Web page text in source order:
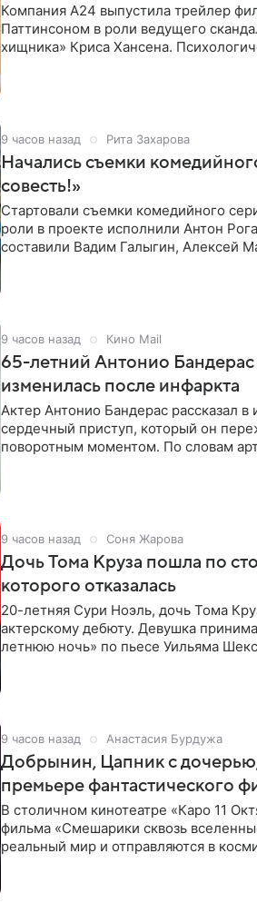
Компания A24 выпустила трейлер
Паттинсоном в роли ведущего
хищника» Криса Хансена.
9 часов назад Рита Захарова
Начались съемки
совесть!»
Стартовали съемки комедийного
роли в проекте исполнили Антон
составили Вадим Галыгин, Алексей
9 часов назад Кино Mail
65-летний Антонио Бандерас
изменилась после инфаркта
Актер Антонио Бандерас рассказал
сердечный приступ, который он
поворотным моментом. По словам
9 часов назад Соня Жарова
Дочь Тома Круза пошла по
которого отказалась
20-летняя Сури Ноэль, дочь Тома
актерскому дебюту. Девушка
летнюю ночь» по пьесе Уильяма
9 часов назад Анастасия Бурдужа
Добрынин, Цапник с
премьере фантастического
В столичном кинотеатре «Каро 11
фильма «Смешарики сквозь
реальный мир и отправляются в